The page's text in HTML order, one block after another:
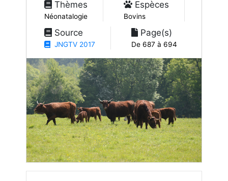
Thèmes
Néonatalogie
Espèces
Bovins
Source
JNGTV 2017
Page(s)
De 687 à 694